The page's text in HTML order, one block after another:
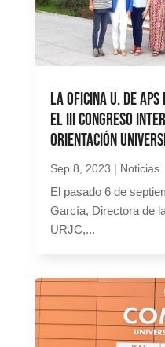
La Oficina U. de
el III Congreso
Orientación
Sep 8, 2023 | Noticias
El pasado 6 de
García, Directora de
URJC,...